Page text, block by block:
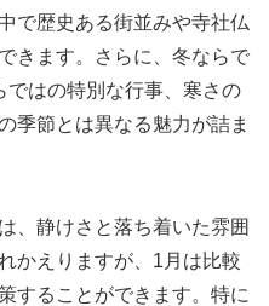
で歴史ある街並みや寺社仏
きます。さらに、冬ならで
ではの特別な行事、寒さの
季節とは異なる魅力が詰ま
、静けさと落ち着いた雰囲
かえりますが、1月は比較
することができます。特に